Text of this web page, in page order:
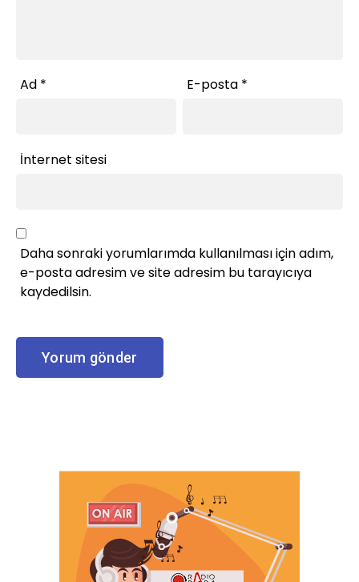
Ad * E-posta *
İnternet sitesi
Daha sonraki yorumlarımda kullanılması için adım,
e-posta adresim ve site adresim bu tarayıcıya
kaydedilsin.